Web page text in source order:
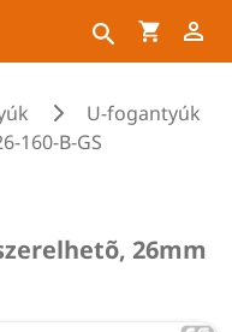
U-fogantyúk
160-B-GS
26mm